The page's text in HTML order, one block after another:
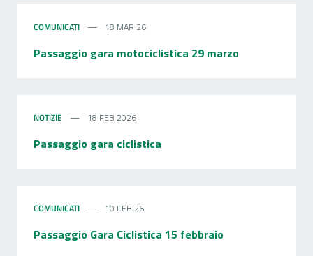
COMUNICATI 18 MAR 26
Passaggio gara motociclistica 29 marzo
NOTIZIE 18 FEB 2026
Passaggio gara ciclistica
COMUNICATI 10 FEB 26
Passaggio Gara Ciclistica 15 febbraio